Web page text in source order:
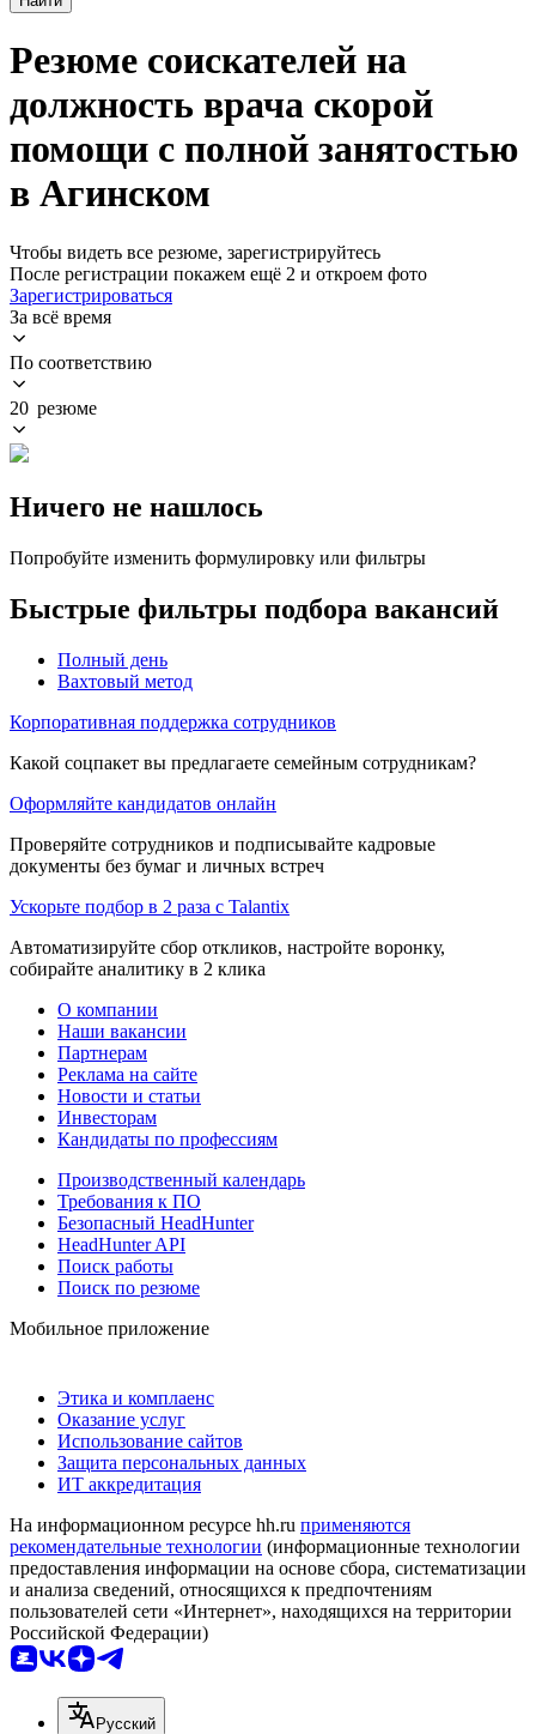
Резюме соискателей на
должность врача скорой
помощи с полной занятостью
в Агинском
Чтобы видеть все резюме, зарегистрируйтесь
После регистрации покажем ещё 2 и откроем фото
Зарегистрироваться
За всё время
По соответствию
20 резюме
Ничего не нашлось
Попробуйте изменить формулировку или фильтры
Быстрые фильтры подбора вакансий
Полный день
Вахтовый метод
Корпоративная поддержка сотрудников
Какой соцпакет вы предлагаете семейным сотрудникам?
Оформляйте кандидатов онлайн
Проверяйте сотрудников и подписывайте кадровые
документы без бумаг и личных встреч
Ускорьте подбор в 2 раза с Talantix
Автоматизируйте сбор откликов, настройте воронку,
собирайте аналитику в 2 клика
О компании
Наши вакансии
Партнерам
Реклама на сайте
Новости и статьи
Инвесторам
Кандидаты по профессиям
Производственный календарь
Требования к ПО
Безопасный HeadHunter
HeadHunter API
Поиск работы
Поиск по резюме
Мобильное приложение
Этика и комплаенс
Оказание услуг
Использование сайтов
Защита персональных данных
ИТ аккредитация
На информационном ресурсе hh.ru применяются
рекомендательные технологии (информационные технологии
предоставления информации на основе сбора, систематизации
и анализа сведений, относящихся к предпочтениям
пользователей сети «Интернет», находящихся на территории
Российской Федерации)
Русский